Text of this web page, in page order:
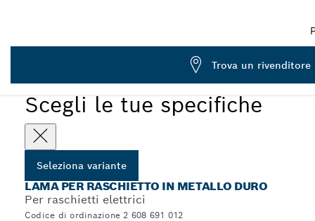
Scegli le tue specifiche
Seleziona variante
LAMA PER RASCHIETTO IN METALLO DURO
Per raschietti elettrici
Codice di ordinazione 2 608 691 012
Trova un rivenditore